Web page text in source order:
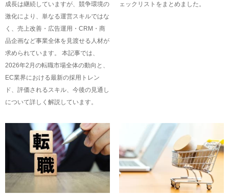
成長は継続していますが、競争環境の
激化により、単なる運営スキルではな
く、売上改善・広告運用・CRM・商
品企画など事業全体を見渡せる人材が
求められています。 本記事では、
2026年2月の転職市場全体の動向と、
EC業界における最新の採用トレン
ド、評価されるスキル、今後の見通し
について詳しく解説しています。
ェックリストをまとめました。